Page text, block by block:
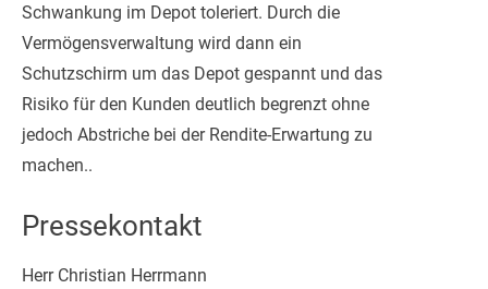
Schwankung im Depot toleriert. Durch die
Vermögensverwaltung wird dann ein
Schutzschirm um das Depot gespannt und das
Risiko für den Kunden deutlich begrenzt ohne
jedoch Abstriche bei der Rendite-Erwartung zu
machen..
Pressekontakt
Herr Christian Herrmann